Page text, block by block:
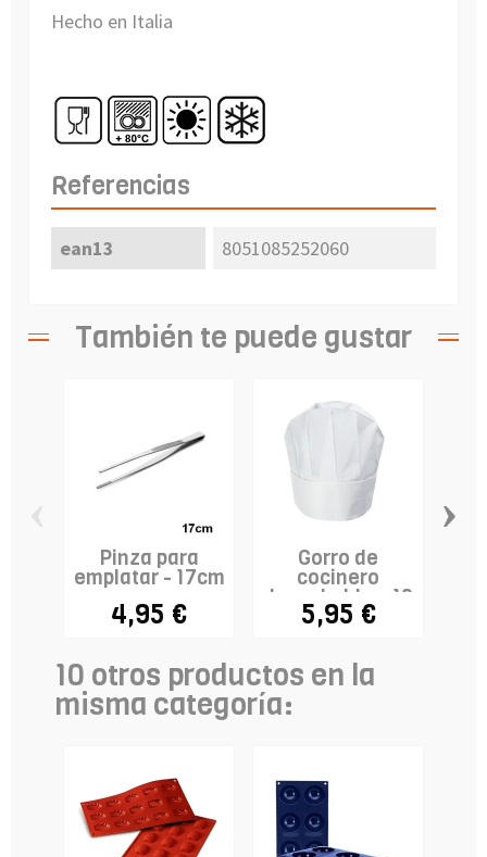
Hecho en Italia
Referencias
ean13 8051085252060
También te puede gustar
Pinza para
emplatar - 17cm
4,95 €
Gorro de
cocinero
desechable x 10
- modelo...
5,95 €
›
10 otros productos en la
misma categoría: